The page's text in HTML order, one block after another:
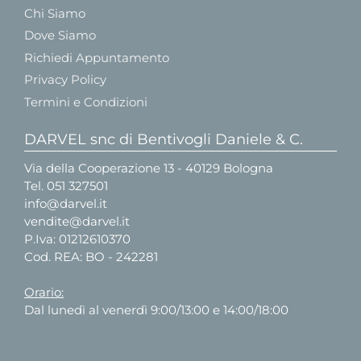
Chi Siamo
Dove Siamo
Richiedi Appuntamento
Privacy Policy
Termini e Condizioni
DARVEL snc di Bentivogli Daniele & C.
Via della Cooperazione 13 - 40129 Bologna
Tel. 051 327501
info@darvel.it
vendite@darvel.it
P.Iva: 01212610370
Cod. REA: BO - 242281
Orario:
Dal lunedì al venerdì 9:00/13:00 e 14:00/18:00